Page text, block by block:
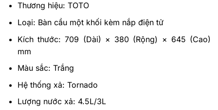
Thương hiệu: TOTO
Loại: Bàn cầu một khối kèm nắp điện tử
Kích thước: 709 (Dài) × 380 (Rộng) × 645 (Cao)
mm
Màu sắc: Trắng
Hệ thống xả: Tornado
Lượng nước xả: 4.5L/3L